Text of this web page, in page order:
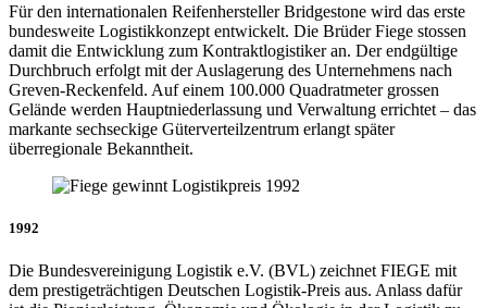
Für den internationalen Reifenhersteller Bridgestone wird das erste
bundesweite Logistikkonzept entwickelt. Die Brüder Fiege stossen
damit die Entwicklung zum Kontraktlogistiker an. Der endgültige
Durchbruch erfolgt mit der Auslagerung des Unternehmens nach
Greven-Reckenfeld. Auf einem 100.000 Quadratmeter grossen
Gelände werden Hauptniederlassung und Verwaltung errichtet – das
markante sechseckige Güterverteilzentrum erlangt später
überregionale Bekanntheit.
1992
Die Bundesvereinigung Logistik e.V. (BVL) zeichnet FIEGE mit
dem prestigeträchtigen Deutschen Logistik-Preis aus. Anlass dafür